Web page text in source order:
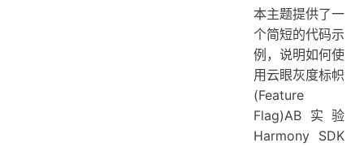
本主题提供了一
个简短的代码示
例，说明如何使
用云眼灰度标帜
(Feature
Flag)AB实验
Harmony SDK